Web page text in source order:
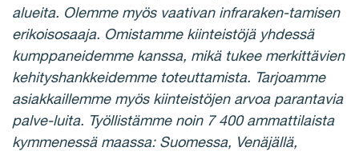
alueita. Olemme myös vaativan infraraken-tamisen
erikoisosaaja. Omistamme kiinteistöjä yhdessä
kumppaneidemme kanssa, mikä tukee merkittävien
kehityshankkeidemme toteuttamista. Tarjoamme
asiakkaillemme myös kiinteistöjen arvoa parantavia
palve-luita. Työllistämme noin 7 400 ammattilaista
kymmenessä maassa: Suomessa, Venäjällä,